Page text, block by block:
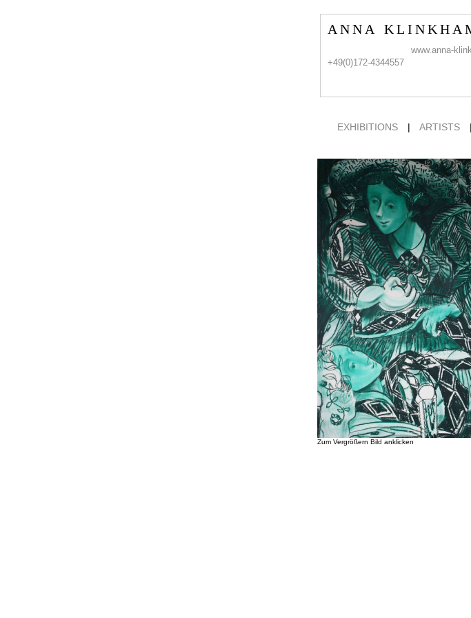
A N N A K L I N K H A
www.anna-
+49(0)172-4344557
EXHIBITIONS | ARTISTS |
Zum Vergrößern Bild anklicken